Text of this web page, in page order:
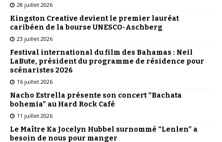
28 juillet 2026
Kingston Creative devient le premier lauréat
caribéen de la bourse UNESCO-Aschberg
23 juillet 2026
Festival international du film des Bahamas : Neil
LaBute, président du programme de résidence pour
scénaristes 2026
16 juillet 2026
Nacho Estrella présente son concert “Bachata
bohemia” au Hard Rock Café
11 juillet 2026
Le Maître Ka Jocelyn Hubbel surnommé “Lenlen” a
besoin de nous pour manger